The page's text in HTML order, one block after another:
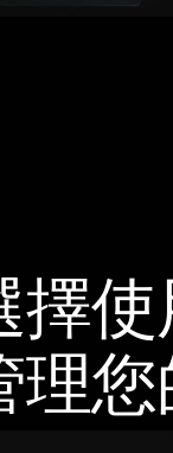
擇
您